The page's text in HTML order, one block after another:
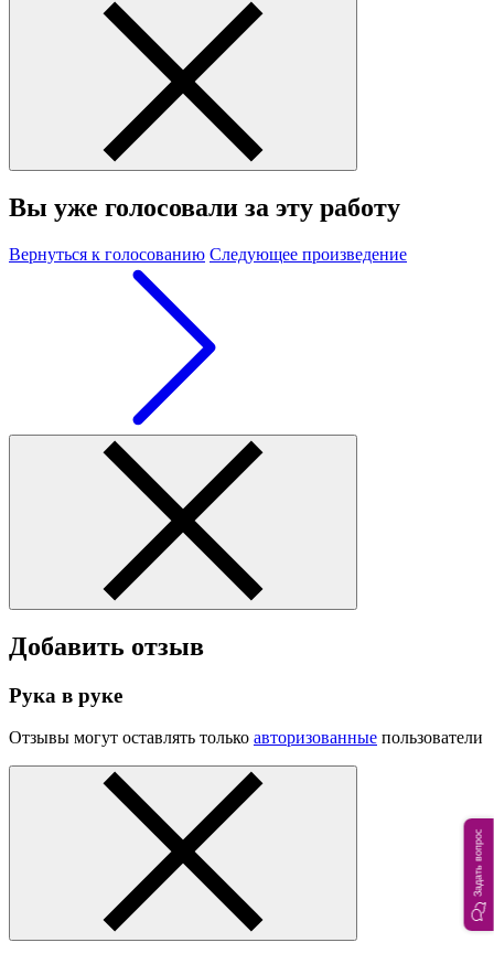
Вы уже голосовали за эту работу
Вернуться к голосованию Следующее произведение
Добавить отзыв
Рука в руке
Отзывы могут оставлять только авторизованные пользователи
Задать вопрос